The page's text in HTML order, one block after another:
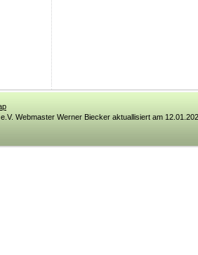
Webmaster Werner Biecker aktuallisiert am